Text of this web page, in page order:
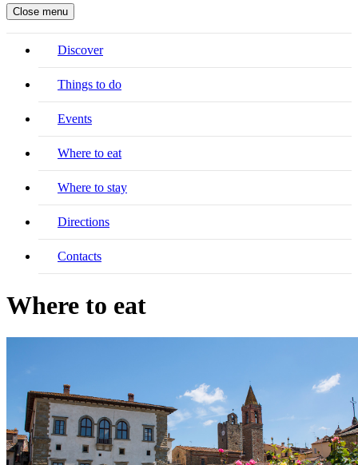
Close menu
Discover
Things to do
Events
Where to eat
Where to stay
Directions
Contacts
Where to eat